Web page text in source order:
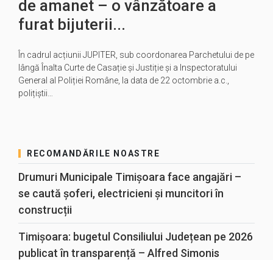
de amanet – o vânzătoare a
furat bijuterii...
În cadrul acțiunii JUPITER, sub coordonarea Parchetului de pe
lângă Înalta Curte de Casație și Justiție și a Inspectoratului
General al Poliției Române, la data de 22 octombrie a.c.,
polițiștii…
RECOMANDĂRILE NOASTRE
Drumuri Municipale Timișoara face angajări –
se caută șoferi, electricieni și muncitori în
construcții
Timișoara: bugetul Consiliului Județean pe 2026
publicat în transparență – Alfred Simonis